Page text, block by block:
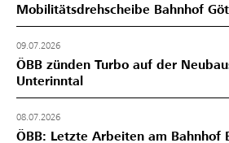
Mobilitätsdrehscheibe Bahnhof
09.07.2026
ÖBB zünden Turbo auf der
Unterinntal
08.07.2026
ÖBB: Letzte Arbeiten am Bahnhof